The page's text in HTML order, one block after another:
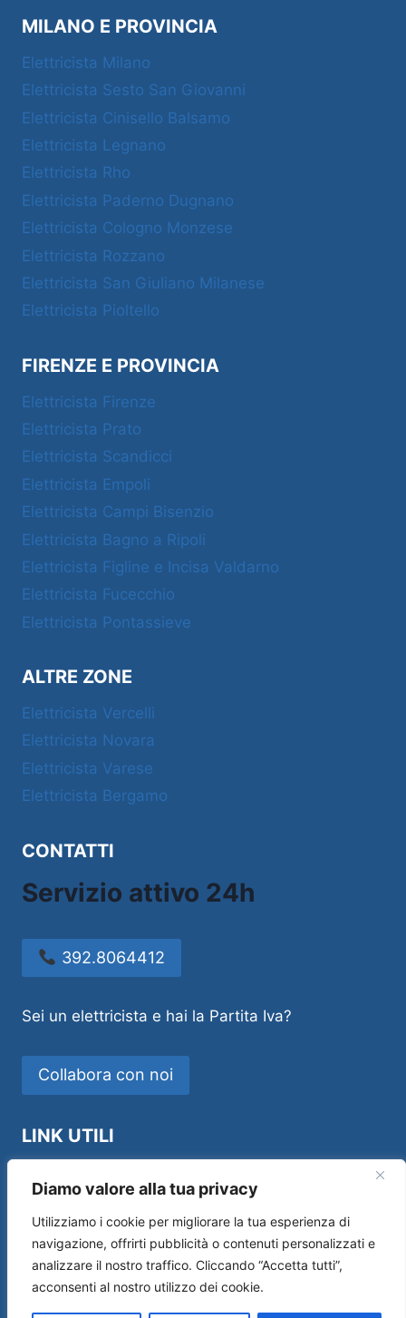
Diamo valore alla tua privacy
Utilizziamo i cookie per migliorare la tua esperienza di
navigazione, offrirti pubblicità o contenuti personalizzati e
analizzare il nostro traffico. Cliccando “Accetta tutti”,
acconsenti al nostro utilizzo dei cookie.
MILANO E PROVINCIA
Elettricista Milano
Elettricista Sesto San Giovanni
Elettricista Cinisello Balsamo
Elettricista Legnano
Elettricista Rho
Elettricista Paderno Dugnano
Elettricista Cologno Monzese
Elettricista Rozzano
Elettricista San Giuliano Milanese
Elettricista Pioltello
FIRENZE E PROVINCIA
Elettricista Firenze
Elettricista Prato
Elettricista Scandicci
Elettricista Empoli
Elettricista Campi Bisenzio
Elettricista Bagno a Ripoli
Elettricista Figline e Incisa Valdarno
Elettricista Fucecchio
Elettricista Pontassieve
ALTRE ZONE
Elettricista Vercelli
Elettricista Novara
Elettricista Varese
Elettricista Bergamo
CONTATTI
Servizio attivo 24h
392.8064412
Sei un elettricista e hai la Partita Iva?
Collabora con noi
LINK UTILI
Sos House Multiservice di Andrea Manfredi –
P.IVA 01554690519 –Privacy Policy